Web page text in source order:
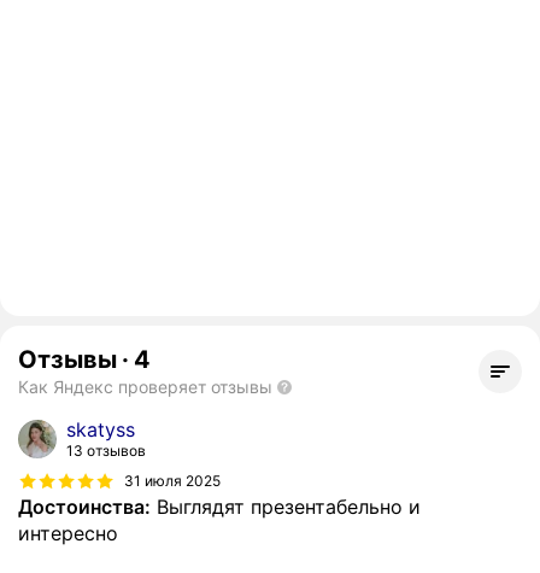
Отзывы · 4
Как Яндекс проверяет отзывы
skatyss
13 отзывов
31 июля 2025
Достоинства: Выглядят презентабельно и
интересно